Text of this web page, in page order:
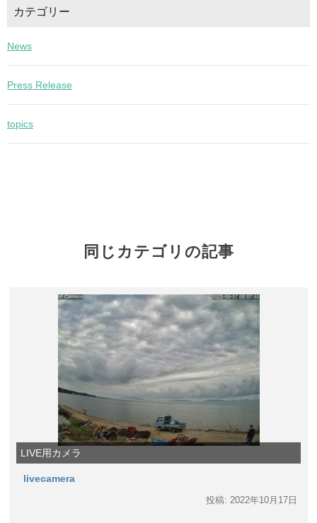
カテゴリー
News
Press Release
topics
同じカテゴリの記事
LIVE用カメラ
livecamera
投稿: 2022年10月17日